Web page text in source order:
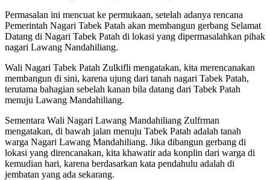
Permasalan ini mencuat ke permukaan, setelah adanya rencana
Pemerintah Nagari Tabek Patah akan membangun gerbang Selamat
Datang di Nagari Tabek Patah di lokasi yang dipermasalahkan pihak
nagari Lawang Nandahiliang.
Wali Nagari Tabek Patah Zulkifli mengatakan, kita merencanakan
membangun di sini, karena ujung dari tanah nagari Tabek Patah,
terutama bahagian sebelah kanan bila datang dari Tabek Patah
menuju Lawang Mandahiliang.
Sementara Wali Nagari Lawang Mandahiliang Zulfrman
mengatakan, di bawah jalan menuju Tabek Patah adalah tanah
warga Nagari Lawang Mandahiliang. Jika dibangun gerbang di
lokasi yang direncanakan, kita khawatir ada konplin dari warga di
kemudian hari, karena berdasarkan kata pendahulu adalah di
jembatan yang ada sekarang.